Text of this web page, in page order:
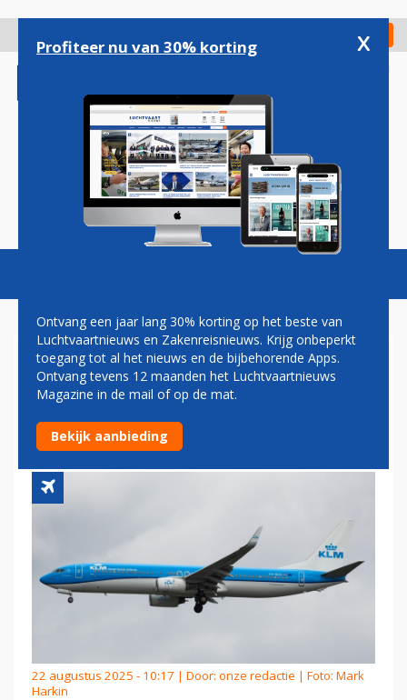
gaan
Check in
Magazine Podcasts Vacatures
KLM VLIEGT VANAF 28
SEPTEMBER WEER OP TEL
AVIV
22 augustus 2025 - 10:17 | Door: onze redactie | Foto: Mark
Harkin
Profiteer nu van 30% korting x
Ontvang een jaar lang 30% korting op het beste van
Luchtvaartnieuws en Zakenreisnieuws. Krijg onbeperkt
toegang tot al het nieuws en de bijbehorende Apps.
Ontvang tevens 12 maanden het Luchtvaartnieuws
Magazine in de mail of op de mat.
Bekijk aanbieding